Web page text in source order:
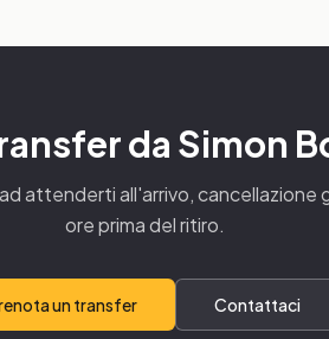
da Simon
attenderti all'arrivo, cancellazione
ore prima del ritiro.
un transfer Contattaci